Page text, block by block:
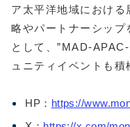
ア太平洋地域におけ
略やパートナーシップ
として、”MAD-
ュニティイベントも積
HP： https://